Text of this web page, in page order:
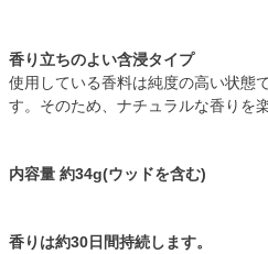
香り立ちのよい含浸タイプ
使用している香料は純度の高い状態
す。そのため、ナチュラルな香りを
内容量 約34g(ウッドを含む)
香りは約30日間持続します。